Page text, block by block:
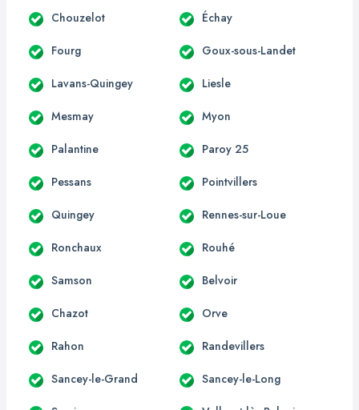
Chouzelot Échay
Fourg Goux-sous-Landet
Lavans-Quingey Liesle
Mesmay Myon
Palantine Paroy 25
Pessans Pointvillers
Quingey Rennes-sur-Loue
Ronchaux Rouhé
Samson Belvoir
Chazot Orve
Rahon Randevillers
Sancey-le-Grand Sancey-le-Long